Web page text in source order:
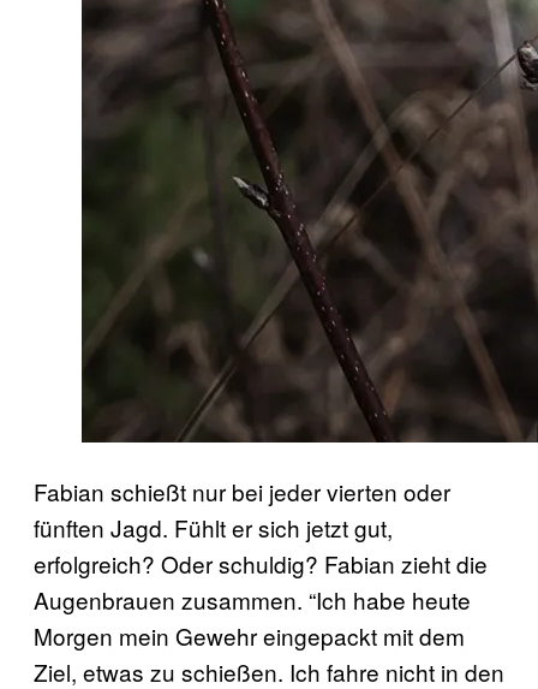
Fabian schießt nur bei jeder vierten oder
fünften Jagd. Fühlt er sich jetzt gut,
erfolgreich? Oder schuldig? Fabian zieht die
Augenbrauen zusammen. “Ich habe heute
Morgen mein Gewehr eingepackt mit dem
Ziel, etwas zu schießen. Ich fahre nicht in den